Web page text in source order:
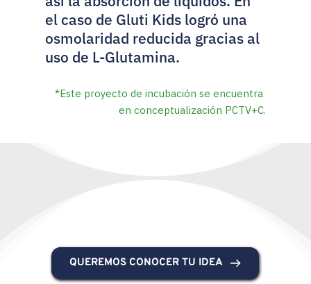
el caso de Gluti Kids logró una
osmolaridad reducida gracias al
uso de L-Glutamina.
*Este proyecto de incubación se encuentra
en conceptualización PCTV+C.
QUEREMOS CONOCER TU IDEA